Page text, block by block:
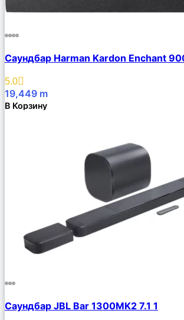
Описание
Избранное
Саундбар Harman Kardon Enchant
5.0
19,449 m
В Корзину
Описание
Саундбар JBL Bar 1300MK2 7.1 1